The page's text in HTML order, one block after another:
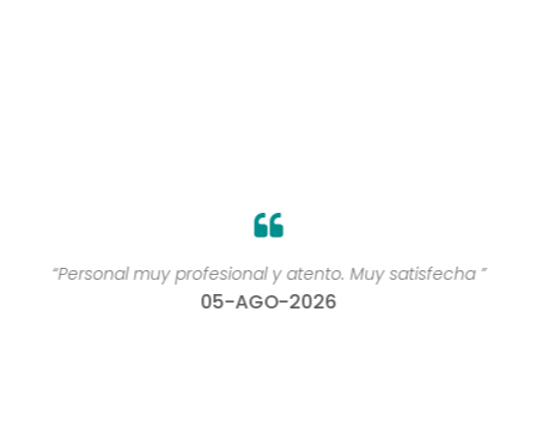
“Personal muy profesional y atento. Muy satisfecha ”
05-AGO-2026